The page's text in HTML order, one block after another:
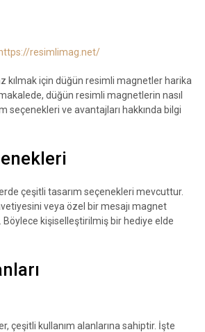
https://resimlimag.net/
kılmak için düğün resimli magnetler harika
düğün resimli magnetlerin nasıl
seçenekleri ve avantajları hakkında bilgi
çeşitli tasarım seçenekleri mevcuttur.
veya özel bir mesajı magnet
kişiselleştirilmiş bir hediye elde
çeşitli kullanım alanlarına sahiptir. İşte